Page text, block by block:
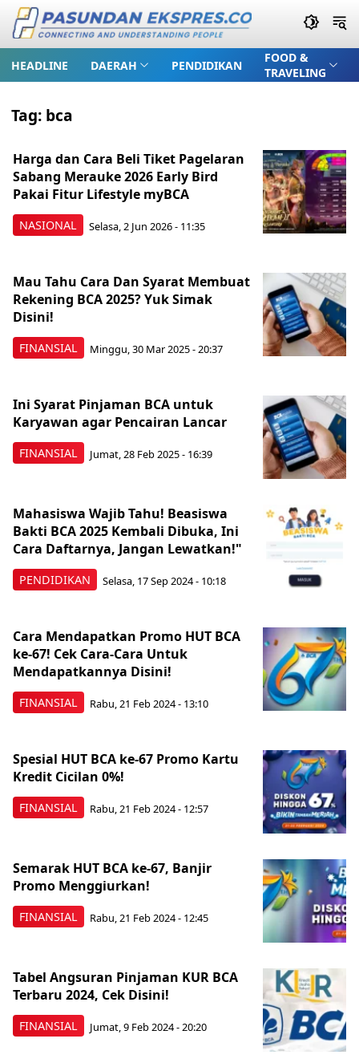
HEADLINE DAERAH PENDIDIKAN
FOOD &
TRAVELING
Tag: bca
NASIONAL
Harga dan Cara Beli Tiket Pagelaran
Sabang Merauke 2026 Early Bird
Pakai Fitur Lifestyle myBCA
Selasa, 2 Jun 2026 - 11:35
FINANSIAL
Mau Tahu Cara Dan Syarat Membuat
Rekening BCA 2025? Yuk Simak
Disini!
Minggu, 30 Mar 2025 - 20:37
FINANSIAL
Ini Syarat Pinjaman BCA untuk
Karyawan agar Pencairan Lancar
Jumat, 28 Feb 2025 - 16:39
PENDIDIKAN
Mahasiswa Wajib Tahu! Beasiswa
Bakti BCA 2025 Kembali Dibuka, Ini
Cara Daftarnya, Jangan Lewatkan!"
Selasa, 17 Sep 2024 - 10:18
FINANSIAL
Cara Mendapatkan Promo HUT BCA
ke-67! Cek Cara-Cara Untuk
Mendapatkannya Disini!
Rabu, 21 Feb 2024 - 13:10
FINANSIAL
Spesial HUT BCA ke-67 Promo Kartu
Kredit Cicilan 0%!
Rabu, 21 Feb 2024 - 12:57
FINANSIAL
Semarak HUT BCA ke-67, Banjir
Promo Menggiurkan!
Rabu, 21 Feb 2024 - 12:45
FINANSIAL
Tabel Angsuran Pinjaman KUR BCA
Terbaru 2024, Cek Disini!
Jumat, 9 Feb 2024 - 20:20